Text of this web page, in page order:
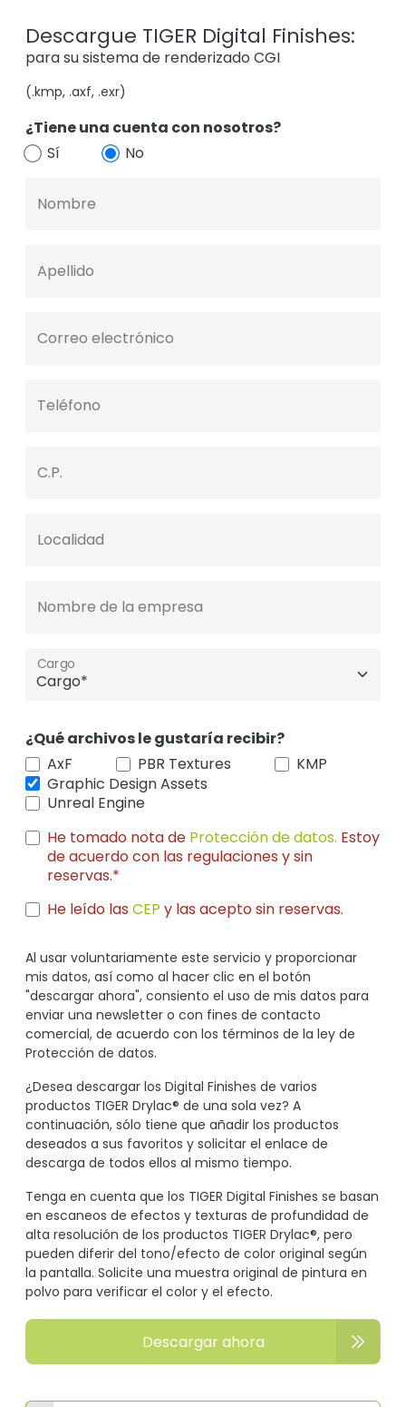
Descargue TIGER Digital Finishes:
para su sistema de renderizado CGI
(.kmp, .axf, .exr)
¿Tiene una cuenta con nosotros?
Sí
No
Nombre
Apellido
Correo electrónico
Teléfono
C.P.
Localidad
Nombre de la empresa
Cargo
¿Qué archivos le gustaría recibir?
AxF
PBR Textures
KMP
Graphic Design Assets
Unreal Engine
He tomado nota de Protección de datos. Estoy
de acuerdo con las regulaciones y sin
reservas.*
He leído las CEP y las acepto sin reservas.
Al usar voluntariamente este servicio y proporcionar
mis datos, así como al hacer clic en el botón
"descargar ahora", consiento el uso de mis datos para
enviar una newsletter o con fines de contacto
comercial, de acuerdo con los términos de la ley de
Protección de datos.
¿Desea descargar los Digital Finishes de varios
productos TIGER Drylac® de una sola vez? A
continuación, sólo tiene que añadir los productos
deseados a sus favoritos y solicitar el enlace de
descarga de todos ellos al mismo tiempo.
Tenga en cuenta que los TIGER Digital Finishes se basan
en escaneos de efectos y texturas de profundidad de
alta resolución de los productos TIGER Drylac®, pero
pueden diferir del tono/efecto de color original según
la pantalla. Solicite una muestra original de pintura en
polvo para verificar el color y el efecto.
Descargar ahora